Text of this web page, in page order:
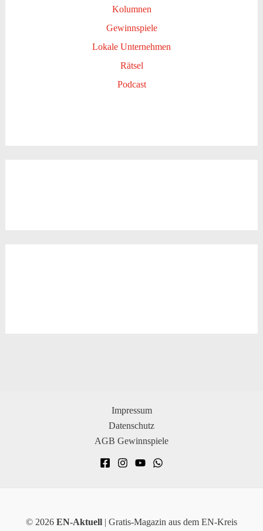
Kolumnen
Gewinnspiele
Lokale Unternehmen
Rätsel
Podcast
Impressum
Datenschutz
AGB Gewinnspiele
© 2026 EN-Aktuell | Gratis-Magazin aus dem EN-Kreis